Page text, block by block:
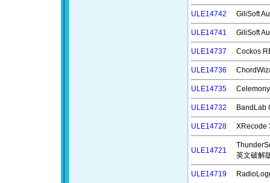
ULE14742 GiliSoft
ULE14741 GiliSoft
ULE14737 Cockos
ULE14736
ULE14735
ULE14732 BandLab
ULE14728 XRecode
ULE14721
英文破解
ULE14719